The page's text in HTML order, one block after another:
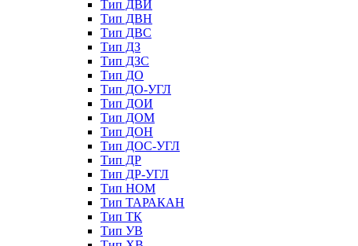
Тип ДВИ
Тип ДВН
Тип ДВС
Тип ДЗ
Тип ДЗС
Тип ДО
Тип ДО-УГЛ
Тип ДОИ
Тип ДОМ
Тип ДОН
Тип ДОС-УГЛ
Тип ДР
Тип ДР-УГЛ
Тип НОМ
Тип ТАРАКАН
Тип ТК
Тип УВ